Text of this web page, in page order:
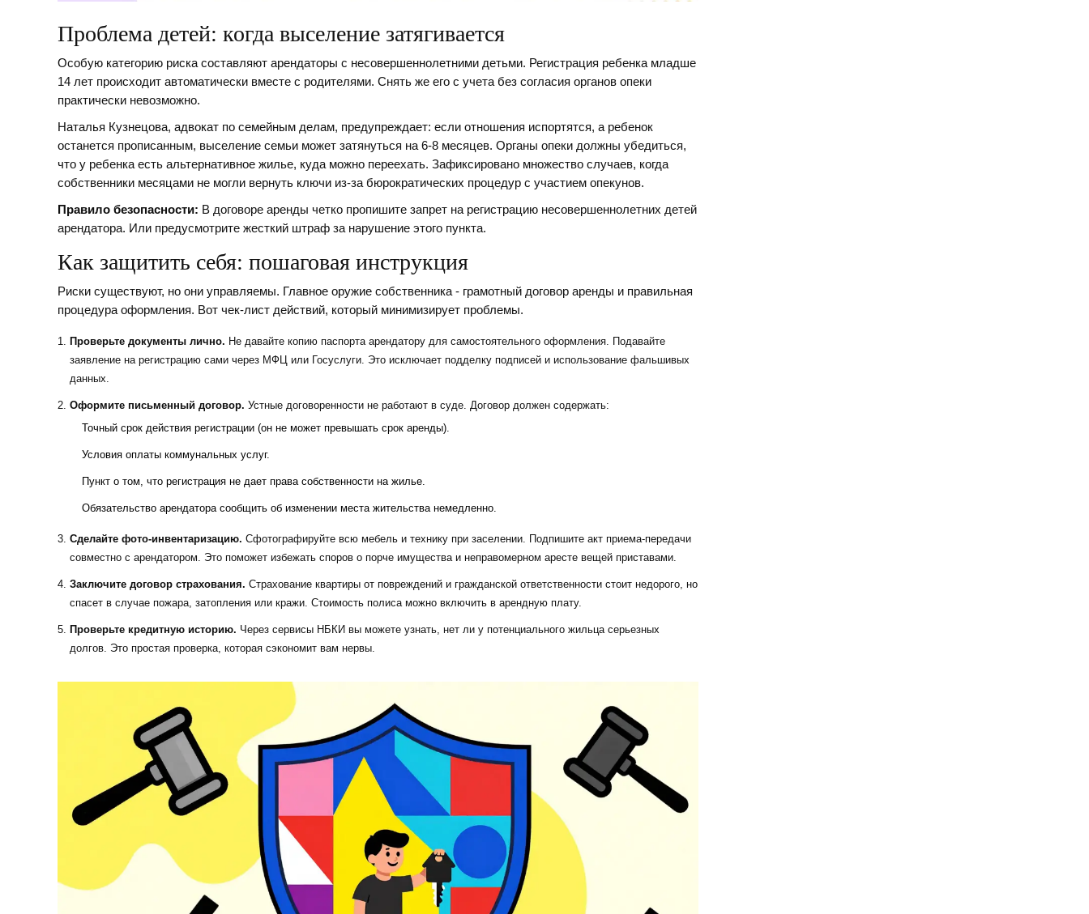
Проблема детей: когда выселение затягивается
Особую категорию риска составляют арендаторы с несовершеннолетними детьми. Регистрация ребенка младше
14 лет происходит автоматически вместе с родителями. Снять же его с учета без согласия органов опеки
практически невозможно.
Наталья Кузнецова, адвокат по семейным делам, предупреждает: если отношения испортятся, а ребенок
останется прописанным, выселение семьи может затянуться на 6-8 месяцев. Органы опеки должны убедиться,
что у ребенка есть альтернативное жилье, куда можно переехать. Зафиксировано множество случаев, когда
собственники месяцами не могли вернуть ключи из-за бюрократических процедур с участием опекунов.
Правило безопасности: В договоре аренды четко пропишите запрет на регистрацию несовершеннолетних детей
арендатора. Или предусмотрите жесткий штраф за нарушение этого пункта.
Как защитить себя: пошаговая инструкция
Риски существуют, но они управляемы. Главное оружие собственника - грамотный договор аренды и правильная
процедура оформления. Вот чек-лист действий, который минимизирует проблемы.
Проверьте документы лично. Не давайте копию паспорта арендатору для самостоятельного оформления. Подавайте
заявление на регистрацию сами через МФЦ или Госуслуги. Это исключает подделку подписей и использование фальшивых
данных.
Оформите письменный договор. Устные договоренности не работают в суде. Договор должен содержать:
Точный срок действия регистрации (он не может превышать срок аренды).
Условия оплаты коммунальных услуг.
Пункт о том, что регистрация не дает права собственности на жилье.
Обязательство арендатора сообщить об изменении места жительства немедленно.
Сделайте фото-инвентаризацию. Сфотографируйте всю мебель и технику при заселении. Подпишите акт приема-передачи
совместно с арендатором. Это поможет избежать споров о порче имущества и неправомерном аресте вещей приставами.
Заключите договор страхования. Страхование квартиры от повреждений и гражданской ответственности стоит недорого, но
спасет в случае пожара, затопления или кражи. Стоимость полиса можно включить в арендную плату.
Проверьте кредитную историю. Через сервисы НБКИ вы можете узнать, нет ли у потенциального жильца серьезных
долгов. Это простая проверка, которая сэкономит вам нервы.